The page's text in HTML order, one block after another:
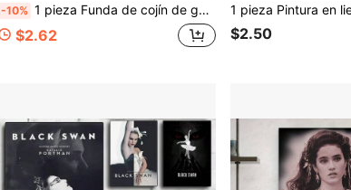
-10% 1 pieza Funda de cojín de gato morado lindo de Halloween – Impresión de un solo lado, tela suave, funda de cojín de sofá – Adecuada para decoración del hogar en días festivos (Inserto no incluido)
$2.62 $2.50